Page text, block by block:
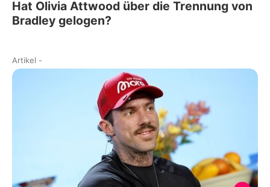
Hat Olivia Attwood über die Trennung von
Bradley gelogen?
Artikel -